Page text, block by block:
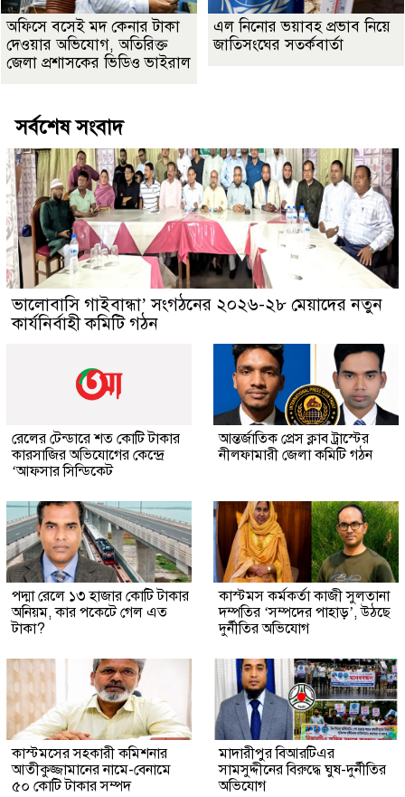
অফিসে বসেই মদ কেনার টাকা
দেওয়ার অভিযোগ, অতিরিক্ত
জেলা প্রশাসকের ভিডিও ভাইরাল
এল নিনোর ভয়াবহ প্রভাব নিয়ে
জাতিসংঘের সতর্কবার্তা
সর্বশেষ সংবাদ
ভালোবাসি গাইবান্ধা’ সংগঠনের ২০২৬-২৮ মেয়াদের নতুন
কার্যনির্বাহী কমিটি গঠন
রেলের টেন্ডারে শত কোটি টাকার
কারসাজির অভিযোগের কেন্দ্রে
‘আফসার সিন্ডিকেট
আন্তর্জাতিক প্রেস ক্লাব ট্রাস্টের
নীলফামারী জেলা কমিটি গঠন
পদ্মা রেলে ১৩ হাজার কোটি টাকার
অনিয়ম, কার পকেটে গেল এত
টাকা?
কাস্টমস কর্মকর্তা কাজী সুলতানা
দম্পতির ‘সম্পদের পাহাড়’, উঠছে
দুর্নীতির অভিযোগ
কাস্টমসের সহকারী কমিশনার
আতীকুজ্জামানের নামে-বেনামে
৫০ কোটি টাকার সম্পদ
মাদারীপুর বিআরটিএর
সামসুদ্দীনের বিরুদ্ধে ঘুষ-দুর্নীতির
অভিযোগ